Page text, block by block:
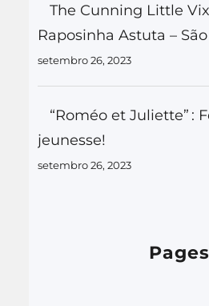
The Cunning Little
Raposinha Astuta –
setembro 26, 2023
“Roméo et Juliette” :
jeunesse!
setembro 26, 2023
Pages